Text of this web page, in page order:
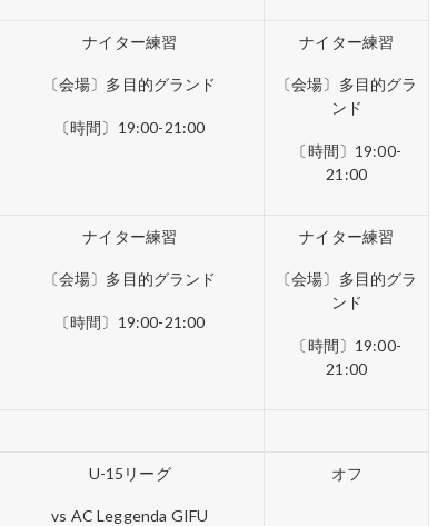
ナイター練習
〔会場〕多目的グランド
〔時間〕19:00-21:00
ナイター練習
〔会場〕多目的グラ
ンド
〔時間〕19:00-
21:00
ナイター練習
〔会場〕多目的グランド
〔時間〕19:00-21:00
ナイター練習
〔会場〕多目的グラ
ンド
〔時間〕19:00-
21:00
U-15リーグ
vs AC Leggenda GIFU
オフ